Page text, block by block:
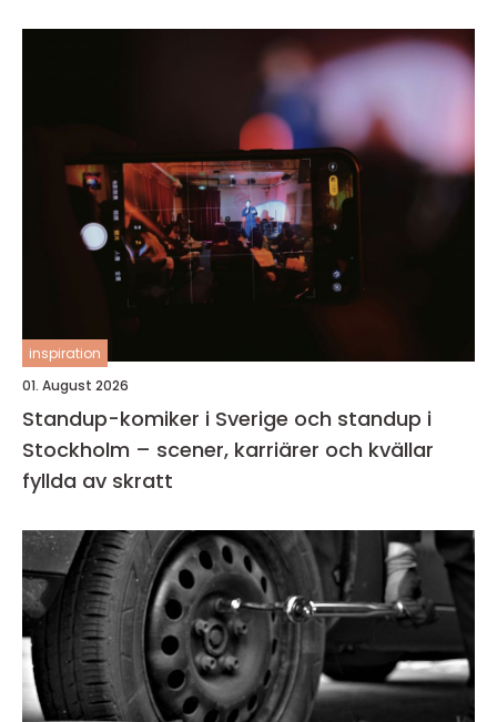
inspiration
01. August 2026
Standup-komiker i Sverige och standup i
Stockholm – scener, karriärer och kvällar
fyllda av skratt